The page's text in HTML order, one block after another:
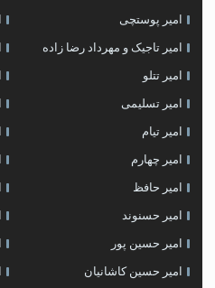
امیر پوستچی
امیر تاجیک و مهرداد رضا زاده
امیر تتلو
امیر تسلیمی
امیر تیام
امیر چهارم
امیر حافظ
امیر حسنوند
امیر حسین پور
امیر حسین کاشانیان